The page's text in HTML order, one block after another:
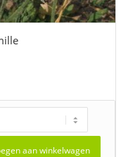
aan winkelwagen